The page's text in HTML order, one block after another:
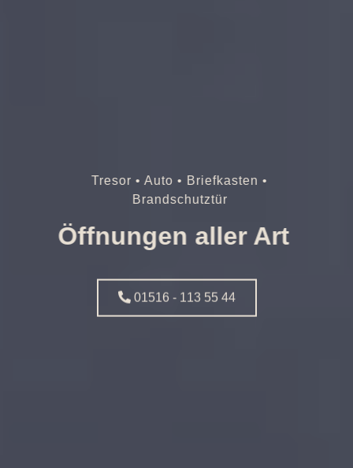
Tresor • Auto • Briefkasten •
Brandschutztür
Öffnungen aller Art
01516 - 113 55 44